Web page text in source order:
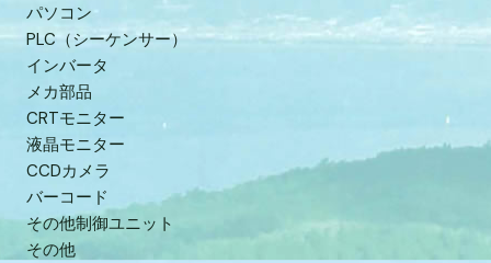
パソコン
PLC（シーケンサー）
インバータ
メカ部品
CRTモニター
液晶モニター
CCDカメラ
バーコード
その他制御ユニット
その他